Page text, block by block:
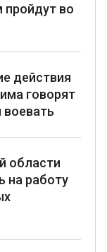
во
действия
говорят
воевать
области
на работу